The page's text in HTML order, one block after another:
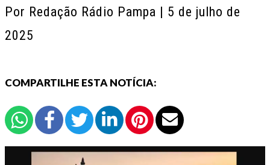
Por Redação Rádio Pampa | 5 de julho de
2025
COMPARTILHE ESTA NOTÍCIA: